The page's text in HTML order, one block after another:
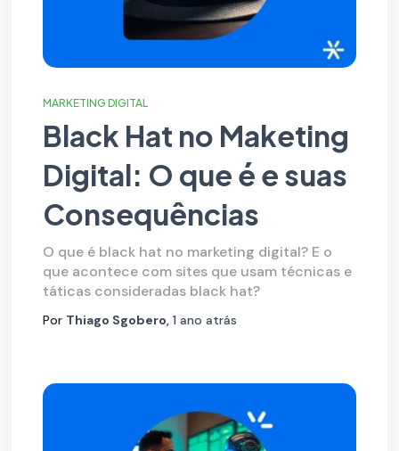
MARKETING DIGITAL
Black Hat no Maketing
Digital: O que é e suas
Consequências
O que é black hat no marketing digital? E o
que acontece com sites que usam técnicas e
táticas consideradas black hat?
Por Thiago Sgobero, 1 ano atrás